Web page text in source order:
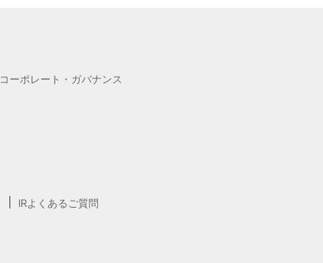
コーポレート・ガバナンス
IRよくあるご質問